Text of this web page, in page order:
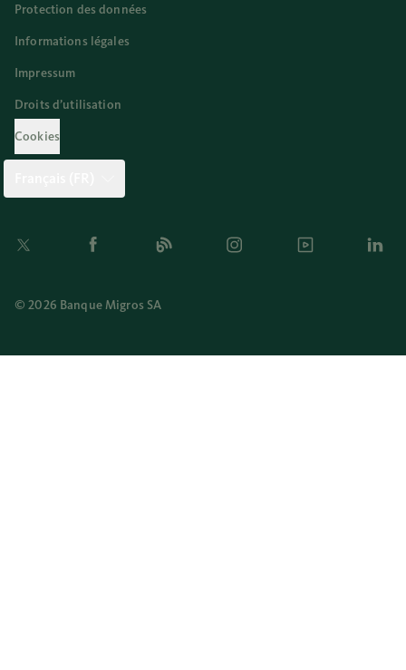
Protection des données
Informations légales
Impressum
Droits d’utilisation
Cookies
Twitter Facebook Blog Instagram Youtube
© 2026 Banque Migros SA